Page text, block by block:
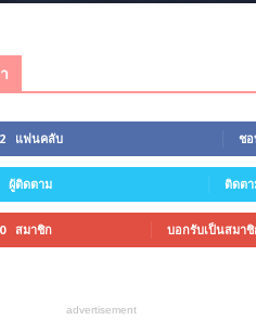
แฟนคลับ ช
ผู้ติดตาม ติดต
สมาชิก บอกรับเป็นสมา
advertisement